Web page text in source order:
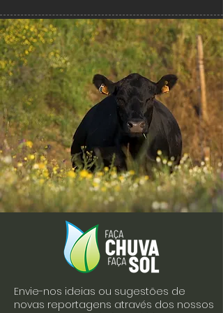
Envie-nos ideias ou sugestões de
novas reportagens através dos nossos